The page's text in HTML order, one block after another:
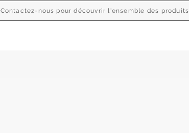
Contactez-nous pour découvrir l'ensemble des produits